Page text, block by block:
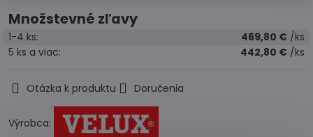
Množstevné zľavy
1-4 ks: 469,80 € /ks
5 ks a viac: 442,80 € /ks
Otázka k produktu Doručenia
Výrobca: